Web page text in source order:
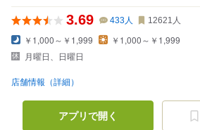
3.69 433人 12621 人
￥1,000～￥1,999
￥1,000～￥1,999
月曜日、日曜日
店舗情報（詳細）
アプリで開く